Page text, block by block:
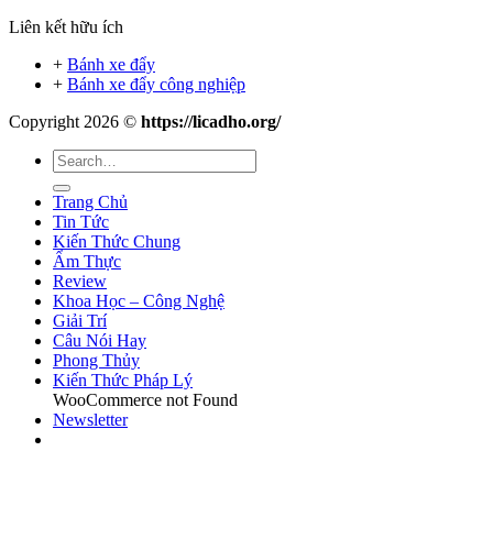
Liên kết hữu ích
+ Bánh xe đẩy
+ Bánh xe đẩy công nghiệp
Copyright 2026 © https://licadho.org/
Trang Chủ
Tin Tức
Kiến Thức Chung
Ẩm Thực
Review
Khoa Học – Công Nghệ
Giải Trí
Câu Nói Hay
Phong Thủy
Kiến Thức Pháp Lý
WooCommerce not Found
Newsletter